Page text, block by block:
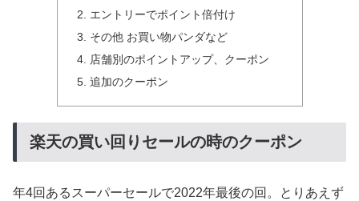
エントリーでポイント倍付け
その他 お買い物パンダなど
店舗別のポイントアップ、クーポン
追加のクーポン
楽天の買い回りセールの時のクーポン
年4回あるスーパーセールで2022年最後の回。とりあえず